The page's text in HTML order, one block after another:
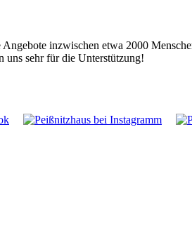
Angebote inzwischen etwa 2000
uns sehr für die Unterstützung!